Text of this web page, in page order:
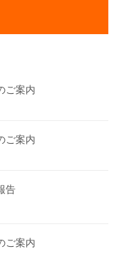
ご案内
ご案内
告
ご案内